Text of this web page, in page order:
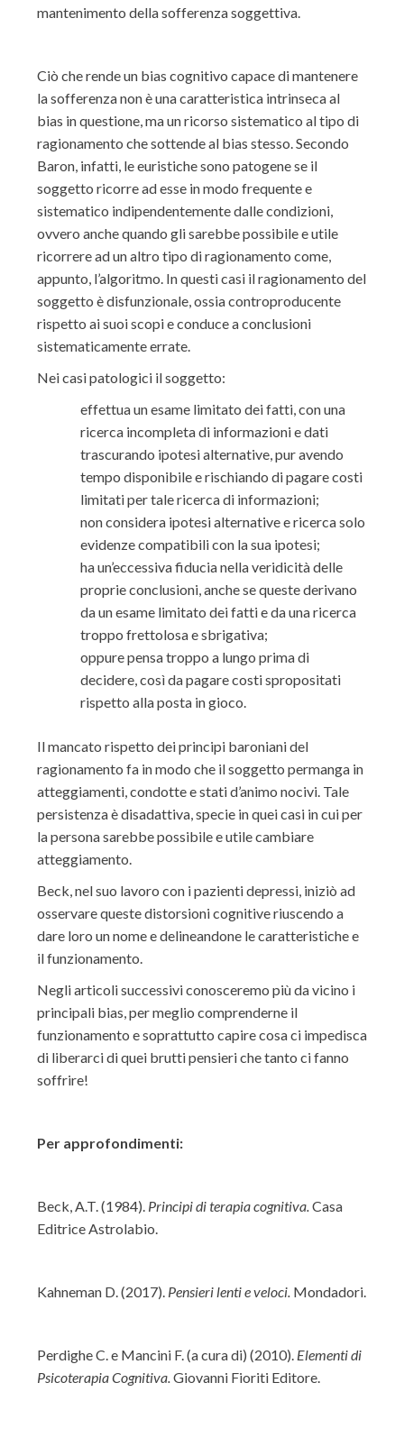
mantenimento della sofferenza soggettiva.
Ciò che rende un bias cognitivo capace di mantenere
la sofferenza non è una caratteristica intrinseca al
bias in questione, ma un ricorso sistematico al tipo di
ragionamento che sottende al bias stesso. Secondo
Baron, infatti, le euristiche sono patogene se il
soggetto ricorre ad esse in modo frequente e
sistematico indipendentemente dalle condizioni,
ovvero anche quando gli sarebbe possibile e utile
ricorrere ad un altro tipo di ragionamento come,
appunto, l’algoritmo. In questi casi il ragionamento del
soggetto è disfunzionale, ossia controproducente
rispetto ai suoi scopi e conduce a conclusioni
sistematicamente errate.
Nei casi patologici il soggetto:
effettua un esame limitato dei fatti, con una
ricerca incompleta di informazioni e dati
trascurando ipotesi alternative, pur avendo
tempo disponibile e rischiando di pagare costi
limitati per tale ricerca di informazioni;
non considera ipotesi alternative e ricerca solo
evidenze compatibili con la sua ipotesi;
ha un’eccessiva fiducia nella veridicità delle
proprie conclusioni, anche se queste derivano
da un esame limitato dei fatti e da una ricerca
troppo frettolosa e sbrigativa;
oppure pensa troppo a lungo prima di
decidere, così da pagare costi spropositati
rispetto alla posta in gioco.
Il mancato rispetto dei principi baroniani del
ragionamento fa in modo che il soggetto permanga in
atteggiamenti, condotte e stati d’animo nocivi. Tale
persistenza è disadattiva, specie in quei casi in cui per
la persona sarebbe possibile e utile cambiare
atteggiamento.
Beck, nel suo lavoro con i pazienti depressi, iniziò ad
osservare queste distorsioni cognitive riuscendo a
dare loro un nome e delineandone le caratteristiche e
il funzionamento.
Negli articoli successivi conosceremo più da vicino i
principali bias, per meglio comprenderne il
funzionamento e soprattutto capire cosa ci impedisca
di liberarci di quei brutti pensieri che tanto ci fanno
soffrire!
Per approfondimenti:
Beck, A.T. (1984). Principi di terapia cognitiva.Casa
Editrice Astrolabio.
Kahneman D. (2017). Pensieri lenti e veloci.Mondadori.
Perdighe C. e Mancini F. (a cura di) (2010).Elementi di
Psicoterapia Cognitiva.Giovanni Fioriti Editore.